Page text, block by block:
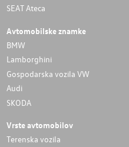
SEAT Ateca
Avtomobilske znamke
BMW
Lamborghini
Gospodarska vozila VW
Audi
SKODA
Vrste avtomobilov
Terenska vozila